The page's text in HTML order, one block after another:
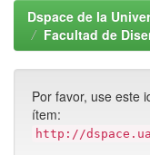
Dspace de la
Facultad de
Por favor, use este
ítem:
http://